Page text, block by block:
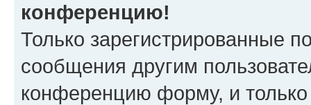
конференцию!
Только зарегистрированные
сообщения другим
конференцию форму, и